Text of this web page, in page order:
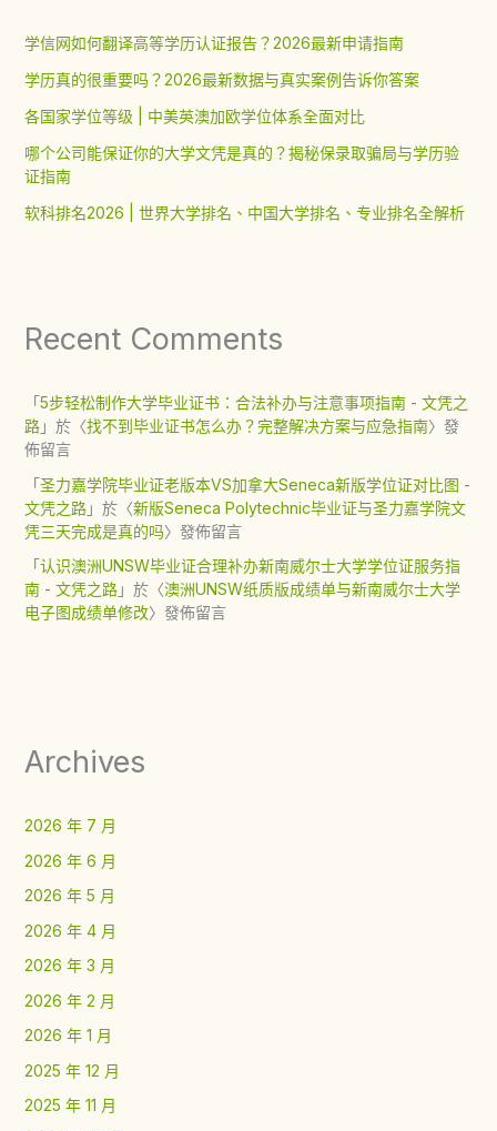
学信网如何翻译高等学历认证报告？2026最新申请指南
学历真的很重要吗？2026最新数据与真实案例告诉你答案
各国家学位等级 | 中美英澳加欧学位体系全面对比
哪个公司能保证你的大学文凭是真的？揭秘保录取骗局与学历验
证指南
软科排名2026 | 世界大学排名、中国大学排名、专业排名全解析
Recent Comments
「5步轻松制作大学毕业证书：合法补办与注意事项指南 - 文凭之
路」於〈找不到毕业证书怎么办？完整解决方案与应急指南〉發
佈留言
「圣力嘉学院毕业证老版本VS加拿大Seneca新版学位证对比图 -
文凭之路」於〈新版Seneca Polytechnic毕业证与圣力嘉学院文
凭三天完成是真的吗〉發佈留言
「认识澳洲UNSW毕业证合理补办新南威尔士大学学位证服务指
南 - 文凭之路」於〈澳洲UNSW纸质版成绩单与新南威尔士大学
电子图成绩单修改〉發佈留言
Archives
2026 年 7 月
2026 年 6 月
2026 年 5 月
2026 年 4 月
2026 年 3 月
2026 年 2 月
2026 年 1 月
2025 年 12 月
2025 年 11 月